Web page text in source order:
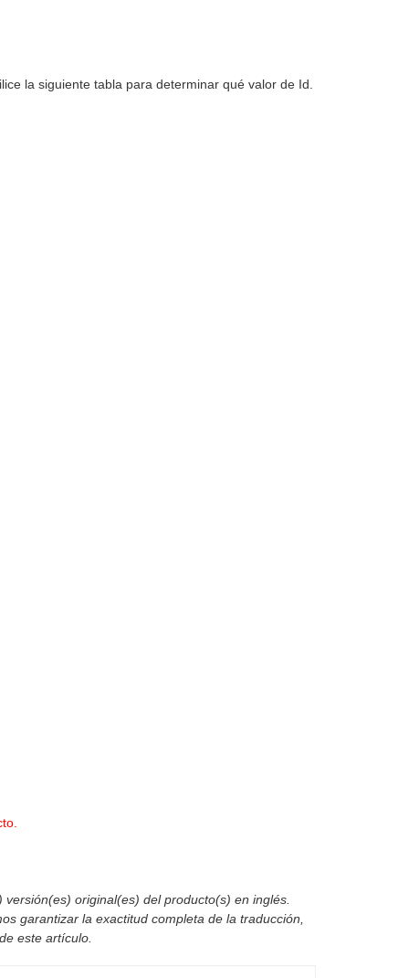
la siguiente tabla para determinar qué valor de Id.
original(es) del producto(s) en inglés.
garantizar la exactitud completa de la traducción,
este artículo.